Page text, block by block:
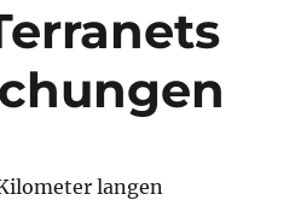
langen